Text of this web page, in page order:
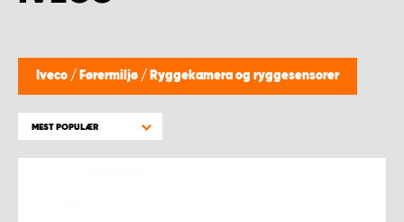
Iveco / Førermiljø / Ryggekamera og ryggesensorer
MEST POPULÆR
WORK SYSTEM BERGEN
WORK SYSTEM HAMAR
WORK SYSTEM KEY ACCOUNT